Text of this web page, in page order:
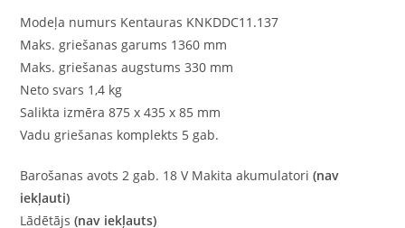
Modeļa numurs Kentauras KNKDDC11.137
Maks. griešanas garums 1360 mm
Maks. griešanas augstums 330 mm
Neto svars 1,4 kg
Salikta izmēra 875 x 435 x 85 mm
Vadu griešanas komplekts 5 gab.
Barošanasavots 2 gab. 18 V Makita akumulatori(nav
iekļauti)
Lādētājs(nav iekļauts)